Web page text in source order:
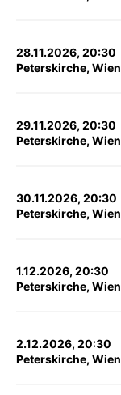
28.11.2026, 20:30
Peterskirche, Wien
29.11.2026, 20:30
Peterskirche, Wien
30.11.2026, 20:30
Peterskirche, Wien
1.12.2026, 20:30
Peterskirche, Wien
2.12.2026, 20:30
Peterskirche, Wien